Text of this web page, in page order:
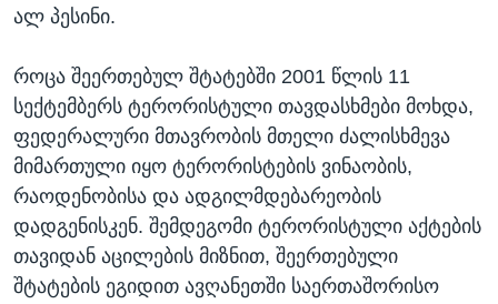
ალ პესინი.
როცა შეერთებულ შტატებში 2001 წლის 11
სექტემბერს ტერორისტული თავდასხმები მოხდა,
ფედერალური მთავრობის მთელი ძალისხმევა
მიმართული იყო ტერორისტების ვინაობის,
რაოდენობისა და ადგილმდებარეობის
დადგენისკენ. შემდეგომი ტერორისტული აქტების
თავიდან აცილების მიზნით, შეერთებული
შტატების ეგიდით ავღანეთში საერთაშორისო